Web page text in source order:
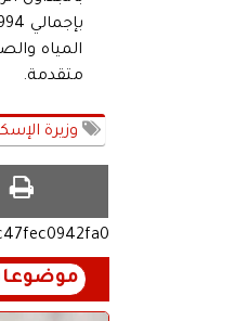
المياه
متقدمة.
وزيرة